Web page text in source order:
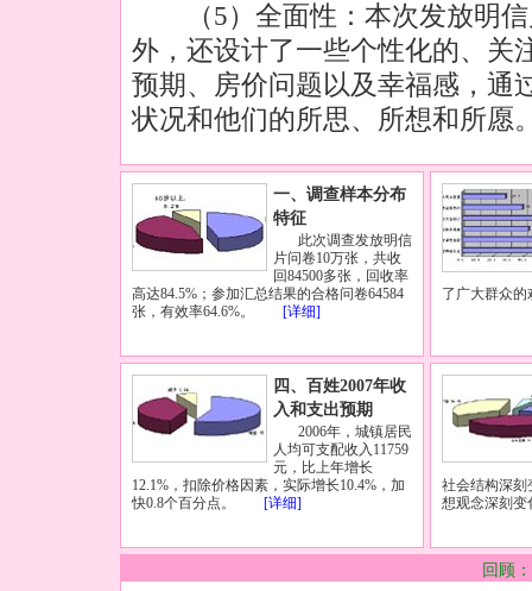
（5）全面性：本次发放明信
外，还设计了一些个性化的、关
预期、房价问题以及幸福感，通
状况和他们的所思、所想和所愿
一、调查样本分布
特征
此次调查发放明信
片问卷10万张，共收
回84500多张，回收率
高达84.5%；参加汇总结果的合格问卷64584
张，有效率64.6%。 [详细]
四、百姓2007年收
入和支出预期
2006年，城镇居民
人均可支配收入11759
元，比上年增长
12.1%，扣除价格因素，实际增长10.4%，加
快0.8个百分点。 [详细]
了广大群众的
社会结构深刻
想观念深
回顾